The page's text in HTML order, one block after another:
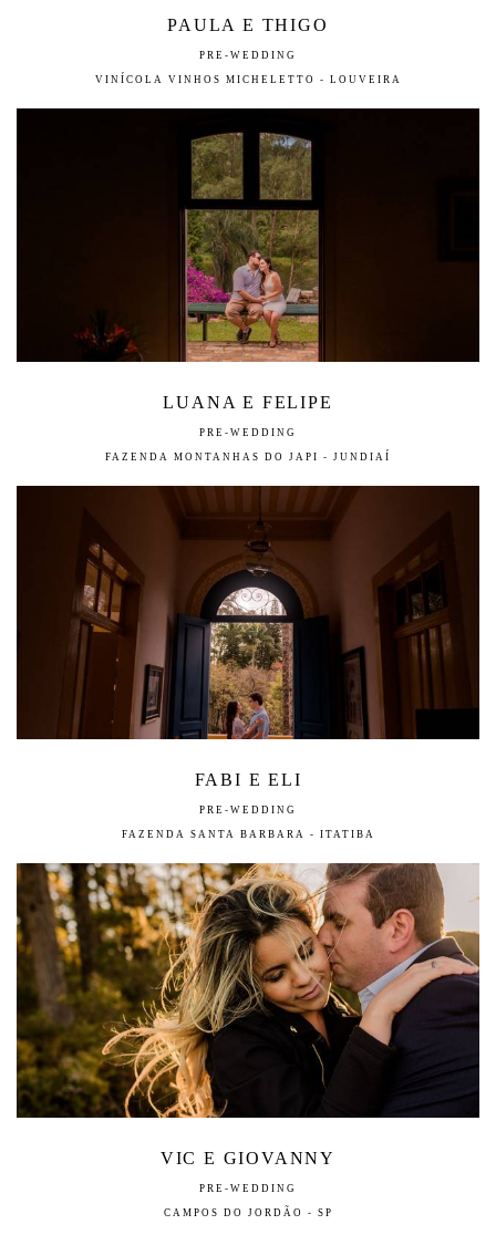
PAULA E THIGO
PRE-WEDDING
VINÍCOLA VINHOS MICHELETTO - LOUVEIRA
LUANA E FELIPE
PRE-WEDDING
FAZENDA MONTANHAS DO JAPI - JUNDIAÍ
FABI E ELI
PRE-WEDDING
FAZENDA SANTA BARBARA - ITATIBA
VIC E GIOVANNY
PRE-WEDDING
CAMPOS DO JORDÃO - SP